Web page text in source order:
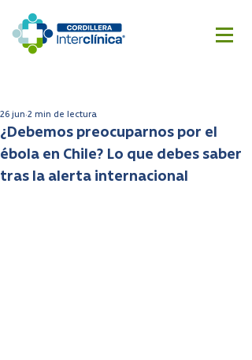
¿Debemos preocuparnos por el
ébola en Chile? Lo que debes saber
tras la alerta internacional
26 jun 2 min de lectura